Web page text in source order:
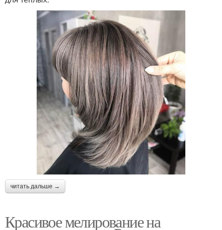
читать дальше →
Красивое мелирование на